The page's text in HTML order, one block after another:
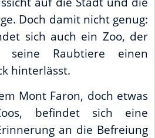
Doch damit nicht genug:
sich auch ein Zoo, der
seine Raubtiere einen
hinterlässt.
Mont Faron, doch etwas
befindet sich eine
an die Befreiung